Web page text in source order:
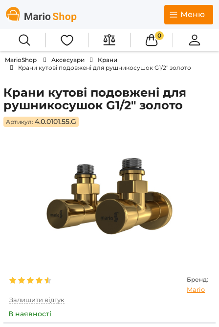
Меню
0
MarioShop Аксесуари
Крани
Крани кутові подовжені для рушникосушок G1/2″ золото
Крани кутові подовжені для
рушникосушок G1/2″ золото
Артикул: 4.0.0101.55.G
Бренд:
Mario
Залишити відгук
В наявності